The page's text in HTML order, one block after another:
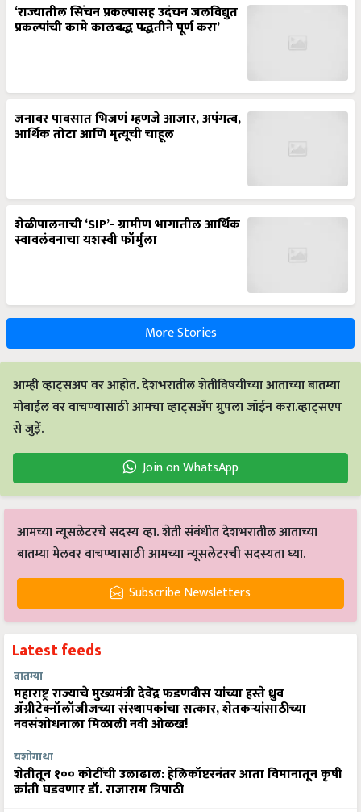
‘राज्यातील सिंचन प्रकल्पासह उदंचन जलविद्युत
प्रकल्पांची कामे कालबद्ध पद्धतीने पूर्ण करा’
जनावर पावसात भिजणं म्हणजे आजार, अपंगत्व,
आर्थिक तोटा आणि मृत्यूची चाहूल
शेळीपालनाची ‘SIP’- ग्रामीण भागातील आर्थिक
स्वावलंबनाचा यशस्वी फॉर्मुला
More Stories
आम्ही व्हाट्सअप वर आहोत. देशभरातील शेतीविषयीच्या आताच्या बातम्या
मोबाईल वर वाचण्यासाठी आमचा व्हाट्सअँप ग्रुपला जॉईन करा.व्हाट्सएप
से जुड़ें.
Join on WhatsApp
आमच्या न्यूसलेटरचे सदस्य व्हा. शेती संबंधीत देशभरातील आताच्या
बातम्या मेलवर वाचण्यासाठी आमच्या न्यूसलेटरची सदस्यता घ्या.
Subscribe Newsletters
Latest feeds
बातम्या
महाराष्ट्र राज्याचे मुख्यमंत्री देवेंद्र फडणवीस यांच्या हस्ते ध्रुव
ॲग्रीटेक्नॉलॉजीजच्या संस्थापकांचा सत्कार, शेतकऱ्यांसाठीच्या
नवसंशोधनाला मिळाली नवी ओळख!
यशोगाथा
शेतीतून १०० कोटींची उलाढाल: हेलिकॉप्टरनंतर आता विमानातून कृषी
क्रांती घडवणार डॉ. राजाराम त्रिपाठी